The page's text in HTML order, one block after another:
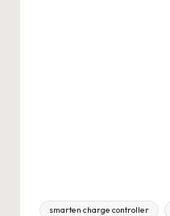
Tags:
smarten charge controller